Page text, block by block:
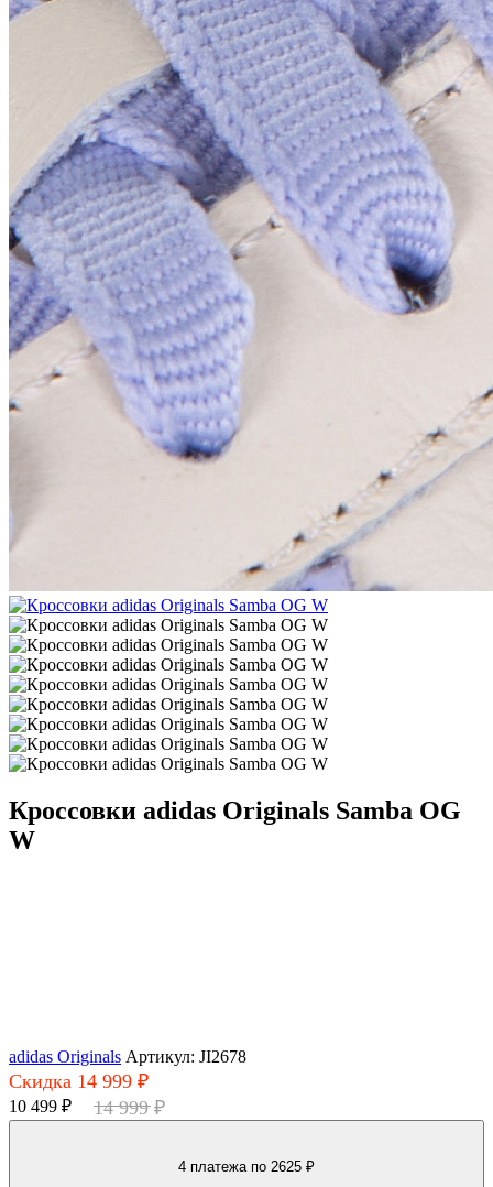
Кроссовки adidas Originals Samba OG
W
adidas Originals Артикул: JI2678
Скидка 14 999 ₽
10 499 ₽ 14 999 ₽
4 платежа по 2625 ₽